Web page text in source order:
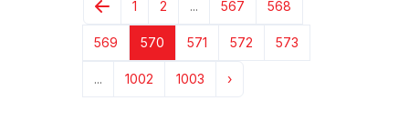
1 2 ... 567 568
569 570 571 572 573
... 1002 1003 ›